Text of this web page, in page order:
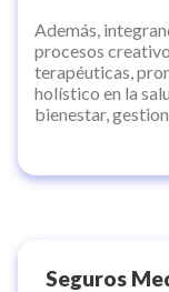
Además,
procesos
terapéuticas,
holístico en la
bienestar,
descubre cómo
Seguros